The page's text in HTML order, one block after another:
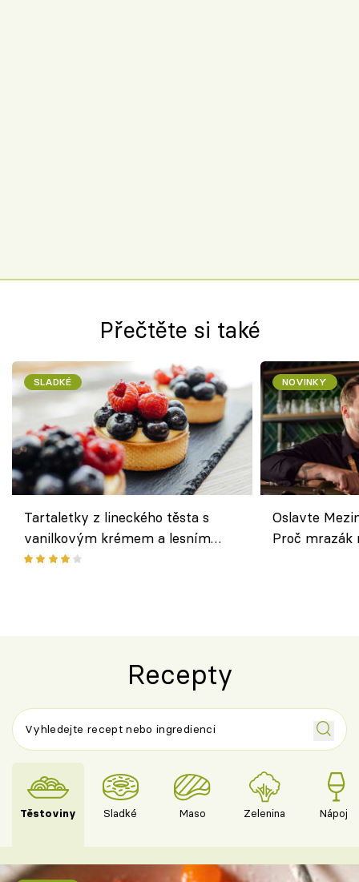
Přečtěte si také
SLADKÉ
Tartaletky z lineckého těsta s
vanilkovým krémem a lesním
ovocem podle Bread Society
NOVINKY
Oslavte
Proč
Recepty
Těstoviny Sladké Maso Zelenina Nápoje